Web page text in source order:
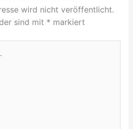
wird nicht veröffentlicht.
sind mit * markiert